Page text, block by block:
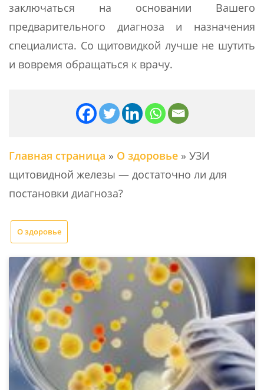
заключаться на основании Вашего
предварительного диагноза и назначения
специалиста. Со щитовидкой лучше не шутить
и вовремя обращаться к врачу.
Главная страница » О здоровье » УЗИ
щитовидной железы — достаточно ли для
постановки диагноза?
О здоровье